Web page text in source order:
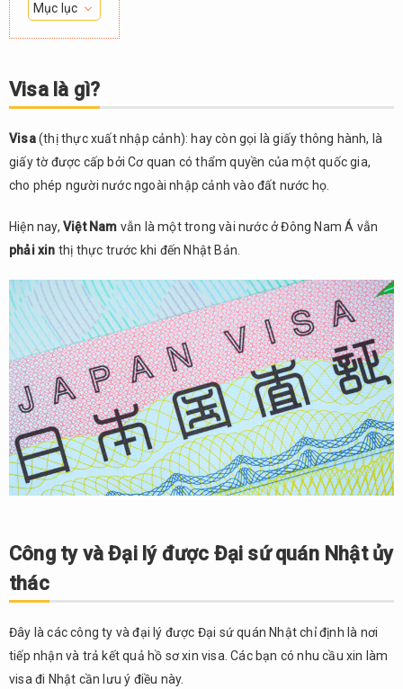
Mục lục
1.
gì?
Công
ty và
Đại
được
Đại
quán
Nhật
ủy
thác
2.1.
Công
ty du
lịch
được
Đại
sứ
quán
định:
Các
Đại
sứ
Visa là gì?
Visa(thị thực xuất nhập cảnh): hay còn gọi là giấy thông hành, là
giấy tờ được cấp bởi Cơ quan có thẩm quyền của một quốc gia,
cho phép người nước ngoài nhập cảnh vào đất nước họ.
Hiện nay, Việt Nam vẫn là một trong vài nước ở Đông Nam Á vẫn
phải xin thị thực trước khi đến Nhật Bản.
Công ty và Đại lý được Đại sứ quán Nhật ủy
thác
Đây là các công ty và đại lý được Đại sứ quán Nhật chỉ định là nơi
tiếp nhận và trả kết quả hồ sơ xin visa. Các bạn có nhu cầu xin làm
visa đi Nhật cần lưu ý điều này.